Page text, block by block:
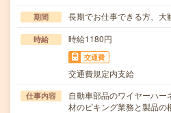
期間 長期でお仕事できる方、大
時給 時給1180円
交通費
交通費規定内支給
仕事内容
自動車部品のワイヤーハ
材のピキング業務と製品